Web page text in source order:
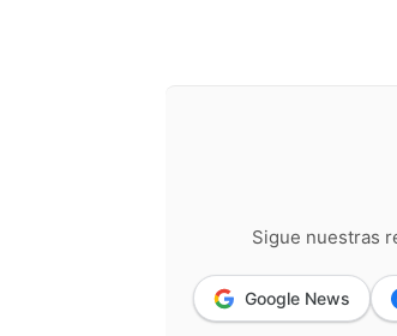
Sigue nuestras
Google News